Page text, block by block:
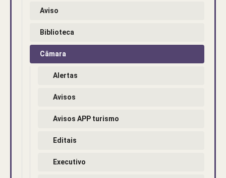
Aviso
Biblioteca
Câmara
Alertas
Avisos
Avisos APP turismo
Editais
Executivo